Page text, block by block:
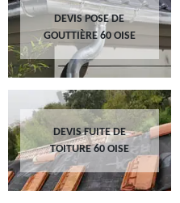
DEVIS POSE DE
GOUTTIÈRE 60 OISE
DEVIS FUITE DE
TOITURE 60 OISE